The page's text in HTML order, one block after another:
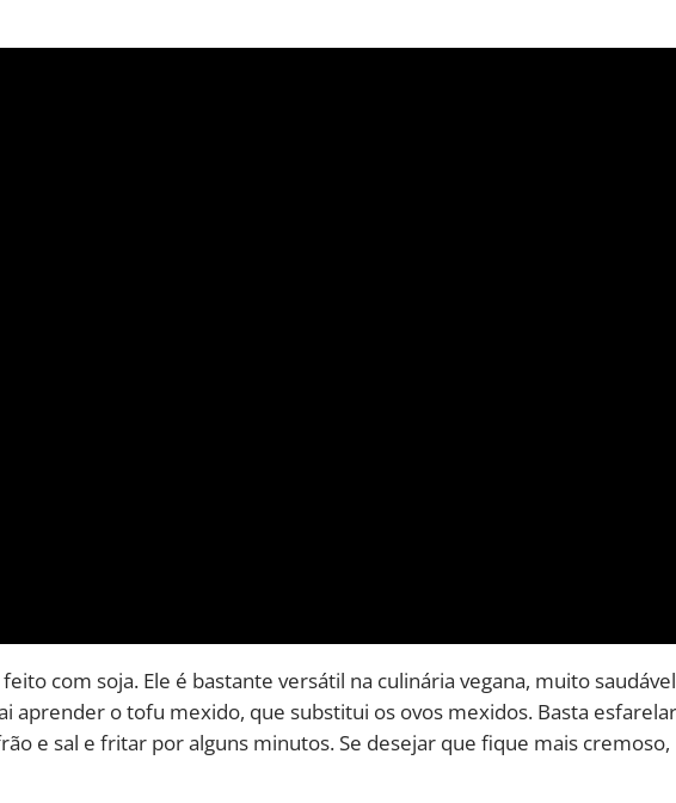
com soja. Ele é bastante versátil na culinária vegana, muito
aprender o tofu mexido, que substitui os ovos mexidos. Basta esfarelar
e sal e fritar por alguns minutos. Se desejar que fique mais cremoso,